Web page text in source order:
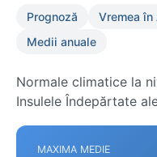
Prognoză Vremea în
Medii anuale
Normale climatice la
Insulele Îndepărtate
MAXIMA MEDIE